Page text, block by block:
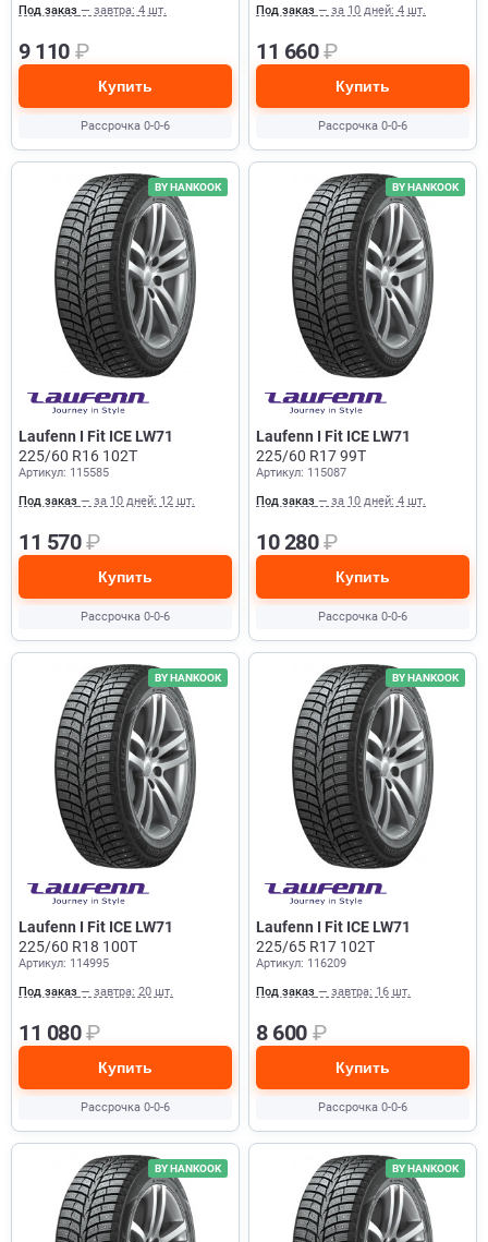
Под заказ — завтра: 4 шт.
9 110 ₽
Купить
Рассрочка 0-0-6
Под заказ — за 10 дней: 4 шт.
11 660₽
Купить
Рассрочка 0-0-6
BY HANKOOK
Laufenn I Fit ICE LW71
225/60 R16 102T
Артикул: 115585
Под заказ — за 10 дней: 12 шт.
11 570₽
Купить
Рассрочка 0-0-6
BY HANKOOK
Laufenn I Fit ICE LW71
225/60 R17 99T
Артикул: 115087
Под заказ — за 10 дней: 4 шт.
10 280₽
Купить
Рассрочка 0-0-6
BY HANKOOK
Laufenn I Fit ICE LW71
225/60 R18 100T
Артикул: 114995
Под заказ — завтра: 20 шт.
11 080₽
Купить
Рассрочка 0-0-6
BY HANKOOK
Laufenn I Fit ICE LW71
225/65 R17 102T
Артикул: 116209
Под заказ — завтра: 16 шт.
8 600 ₽
Купить
Рассрочка 0-0-6
BY HANKOOK BY HANKOOK